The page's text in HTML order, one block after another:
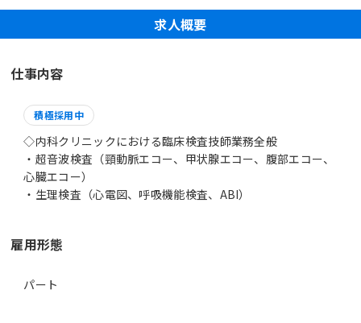
求人概要
仕事内容
積極採用中
◇内科クリニックにおける臨床検査技師業務全般
・超音波検査（頸動脈エコー、甲状腺エコー、腹部エコー、
心臓エコー）
・生理検査（心電図、呼吸機能検査、ABI）
雇用形態
パート